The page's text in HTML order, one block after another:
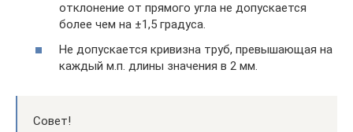
отклонение от прямого угла не допускается
более чем на ±1,5 градуса.
Не допускается кривизна труб, превышающая на
каждый м.п. длины значения в 2 мм.
Совет!